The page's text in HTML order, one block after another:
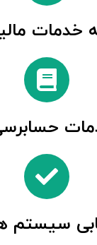
خدمات
سیستم